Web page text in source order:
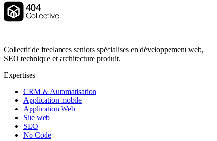
Collectif de freelances seniors spécialisés en développement web,
SEO technique et architecture produit.
Expertises
CRM & Automatisation
Application mobile
Application Web
Site web
SEO
No Code